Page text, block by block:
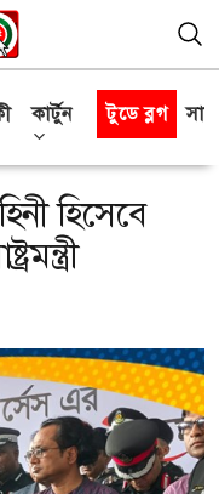
কার্টুন টুডে ব্লগ
হিসেবে